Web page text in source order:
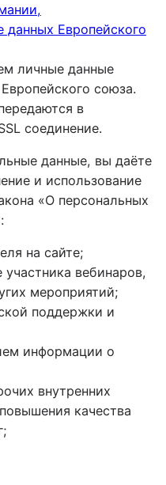
Европейского
личные данные
союза.
в
соединение.
данные, вы даёте
и использование
«О персональных
на сайте;
участника вебинаров,
мероприятий;
поддержки и
информации о
внутренних
качества